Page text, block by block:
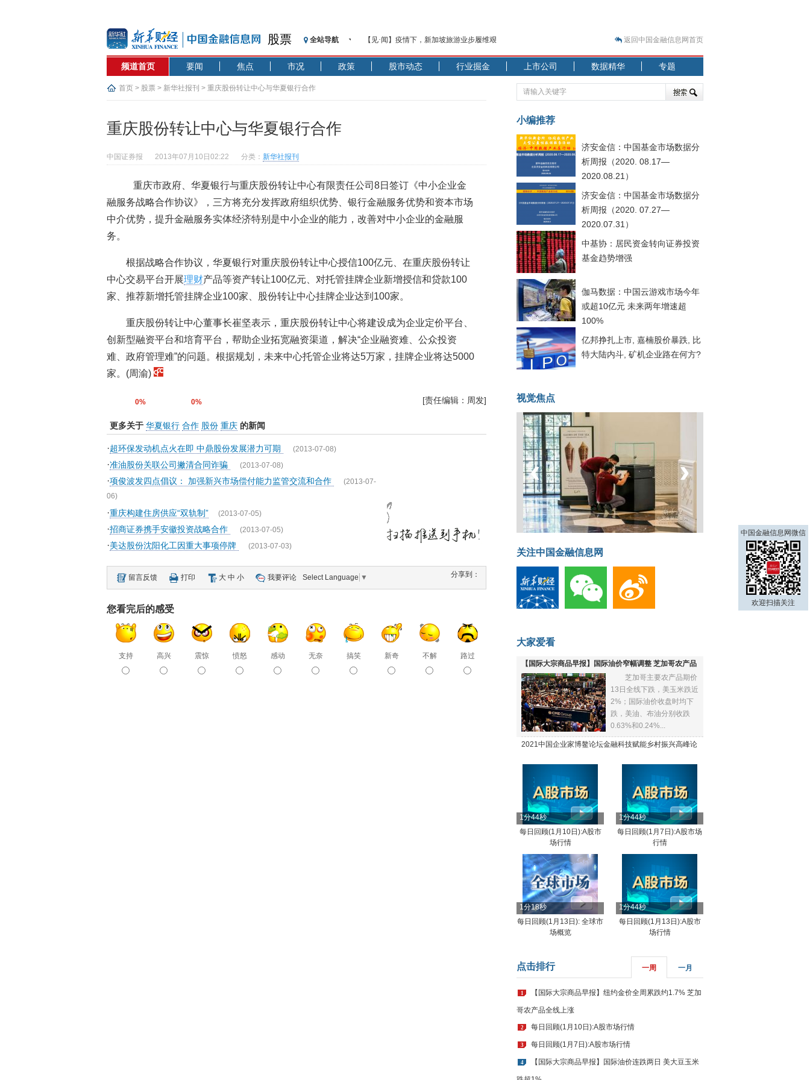
股票 全站导航
【见·闻】疫情下，新加坡旅游业步履维艰
记者手记：疫情下的香港零售业如何浴火重生？
【见·闻】疫情下一家香港传统零售商的转型突围之旅
济安金信：中国基金市场数据分析周报（2020. 07.27—2020.07.31）
【新华财经调查】同业存单、结构性存款玩起“跷跷板” 结构性失衡藏
央行公开市场净投放300亿元 短端资金利率明显下行
基本面及股市双轮冲击 债市回调十年期债表现最弱
沥青期货连续两日涨逾3% 沪银及两粕涨势喜人
恒生聚源：北斗收官之星发射成功，全产业链解析
济安金信：中国基金市场数据分析周报（2020. 08.17—2020.08.21）
返回中国金融信息网首页
频道首页 要闻 焦点 市况 政策 股市动态 行业掘金 上市公司 数据精华 专题
首页 > 股票 > 新华社报刊 > 重庆股份转让中心与华夏银行合作
重庆股份转让中心与华夏银行合作
中国证券报 2013年07月10日02:22 分类： 新华社报刊
重庆市政府、华夏银行与重庆股份转让中心有限责任公司8日签订《中小企业金
融服务战略合作协议》，三方将充分发挥政府组织优势、银行金融服务优势和资本市场
中介优势，提升金融服务实体经济特别是中小企业的能力，改善对中小企业的金融服
务。
根据战略合作协议，华夏银行对重庆股份转让中心授信100亿元、在重庆股份转让
中心交易平台开展理财产品等资产转让100亿元、对托管挂牌企业新增授信和贷款100
家、推荐新增托管挂牌企业100家、股份转让中心挂牌企业达到100家。
重庆股份转让中心董事长崔坚表示，重庆股份转让中心将建设成为企业定价平台、
创新型融资平台和培育平台，帮助企业拓宽融资渠道，解决“企业融资难、公众投资
难、政府管理难”的问题。根据规划，未来中心托管企业将达5万家，挂牌企业将达5000
家。(周渝)
0% 0% [责任编辑：周发]
更多关于 华夏银行 合作 股份 重庆 的新闻
·超环保发动机点火在即 中鼎股份发展潜力可期 (2013-07-08)
·准油股份关联公司撇清合同诈骗 (2013-07-08)
·项俊波发四点倡议： 加强新兴市场偿付能力监管交流和合作 (2013-07-
06)
·重庆构建住房供应“双轨制” (2013-07-05)
·招商证券携手安徽投资战略合作 (2013-07-05)
·美达股份沈阳化工因重大事项停牌 (2013-07-03)
留言反馈 打印 大 中 小 我要评论 Select Language ▼ 分享到：
您看完后的感受
支持 高兴 震惊 愤怒 感动 无奈 搞笑 新奇 不解 路过
小编推荐
济安金信：中国基金市场数据分
析周报（2020. 08.17—
2020.08.21）
济安金信：中国基金市场数据分
析周报（2020. 07.27—
2020.07.31）
中基协：居民资金转向证券投资
基金趋势增强
伽马数据：中国云游戏市场今年
或超10亿元 未来两年增速超
100%
亿邦挣扎上市, 嘉楠股价暴跌, 比
特大陆内斗, 矿机企业路在何方?
视觉焦点
菲律宾：防疫降级
‹ ›
关注中国金融信息网
大家爱看
【国际大宗商品早报】国际油价窄幅调整 芝加哥农产品
全线下跌
芝加哥主要农产品期价
13日全线下跌，美玉米跌近
2%；国际油价收盘时均下
跌，美油、布油分别收跌
0.63%和0.24%...
2021中国企业家博鳌论坛金融科技赋能乡村振兴高峰论
1分44秒
每日回顾(1月10日):A股市
场行情
1分44秒
每日回顾(1月7日):A股市场
行情
1分18秒
每日回顾(1月13日): 全球市
场概览
1分44秒
每日回顾(1月13日):A股市
场行情
点击排行 一周 一月
1 【国际大宗商品早报】纽约金价全周累跌约1.7% 芝加
哥农产品全线上涨
2 每日回顾(1月10日):A股市场行情
3 每日回顾(1月7日):A股市场行情
4 【国际大宗商品早报】国际油价连跌两日 美大豆玉米
中国金融信息网微信
欢迎扫描关注